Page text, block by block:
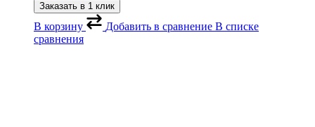
Заказать в 1 клик
В корзину Добавить в сравнение В списке
сравнения